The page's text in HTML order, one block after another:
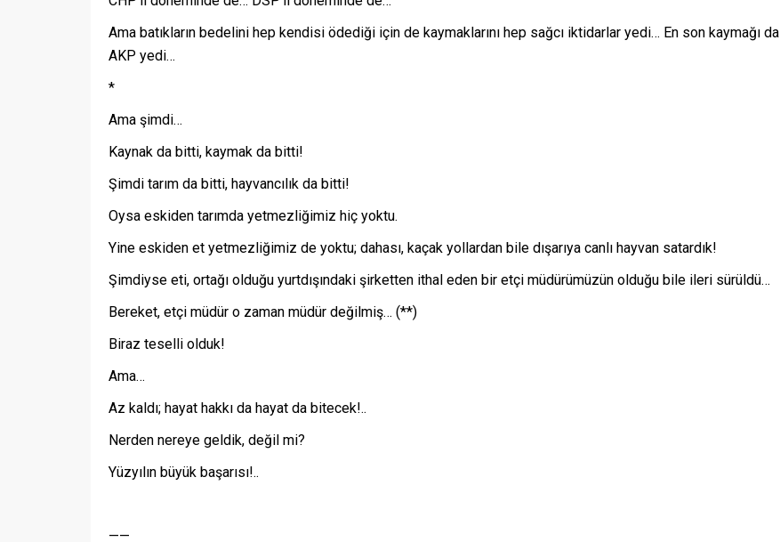
Ama batıkların bedelini hep kendisi ödediği için de kaymaklarını hep sağcı iktidarlar yedi… En son kaymağı da
AKP yedi…
*
Ama şimdi…
Kaynak da bitti, kaymak da bitti!
Şimdi tarım da bitti, hayvancılık da bitti!
Oysa eskiden tarımda yetmezliğimiz hiç yoktu.
Yine eskiden et yetmezliğimiz de yoktu; dahası, kaçak yollardan bile dışarıya canlı hayvan satardık!
Şimdiyse eti, ortağı olduğu yurtdışındaki şirketten ithal eden bir etçi müdürümüzün olduğu bile ileri sürüldü…
Bereket, etçi müdür o zaman müdür değilmiş… (**)
Biraz teselli olduk!
Ama…
Az kaldı; hayat hakkı da hayat da bitecek!..
Nerden nereye geldik, değil mi?
Yüzyılın büyük başarısı!..
——